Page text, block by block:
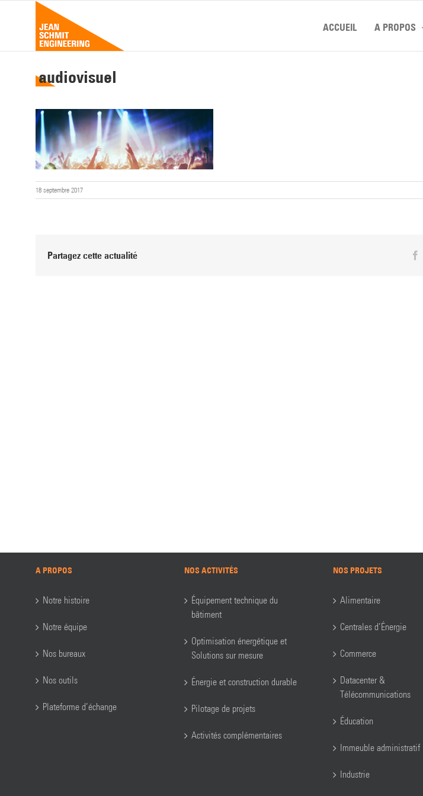
ACCUEIL A PROPOS
audiovisuel
18 septembre 2017
Partagez cette actualité
A PROPOS
Notre histoire
Notre équipe
Nos bureaux
Nos outils
Plateforme d’échange
NOS ACTIVITÉS
Équipement technique du
bâtiment
Optimisation énergétique et
Solutions sur mesure
Énergie et construction durable
Pilotage de projets
Activités complémentaires
NOS PROJETS
Alimentaire
Centrales d’Énergie
Commerce
Datacenter &
Télécommunications
Éducation
Immeuble administratif
Industrie